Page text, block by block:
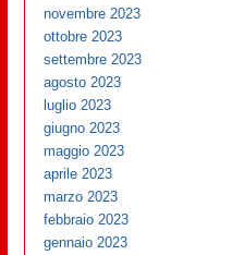
novembre 2023
ottobre 2023
settembre 2023
agosto 2023
luglio 2023
giugno 2023
maggio 2023
aprile 2023
marzo 2023
febbraio 2023
gennaio 2023